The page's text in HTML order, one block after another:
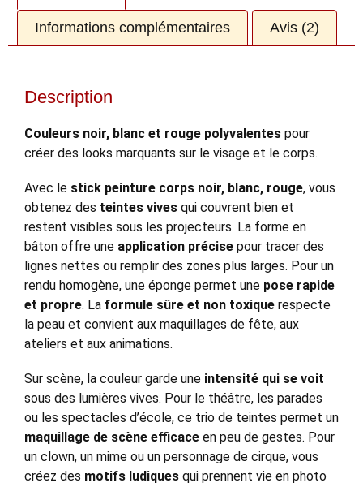
Informations complémentaires Avis (2)
Description
Couleurs noir, blanc et rouge polyvalentes pour
créer des looks marquants sur le visage et le corps.
Avec le stick peinture corps noir, blanc, rouge, vous
obtenez des teintes vives qui couvrent bien et
restent visibles sous les projecteurs. La forme en
bâton offre une application précise pour tracer des
lignes nettes ou remplir des zones plus larges. Pour un
rendu homogène, une éponge permet une pose rapide
et propre. La formule sûre et non toxique respecte
la peau et convient aux maquillages de fête, aux
ateliers et aux animations.
Sur scène, la couleur garde une intensité qui se voit
sous des lumières vives. Pour le théâtre, les parades
ou les spectacles d’école, ce trio de teintes permet un
maquillage de scène efficace en peu de gestes. Pour
un clown, un mime ou un personnage de cirque, vous
créez des motifs ludiques qui prennent vie en photo